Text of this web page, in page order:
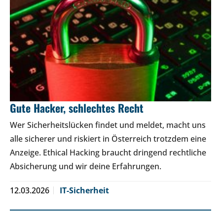
Gute Hacker, schlechtes Recht
Wer Sicherheitslücken findet und meldet, macht uns
alle sicherer und riskiert in Österreich trotzdem eine
Anzeige. Ethical Hacking braucht dringend rechtliche
Absicherung und wir deine Erfahrungen.
12.03.2026 IT-Sicherheit